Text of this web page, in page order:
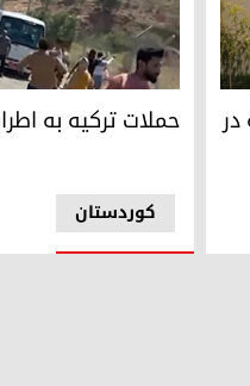
تداوم حملات ترکیه
کوردستان
حملات ترکیه به